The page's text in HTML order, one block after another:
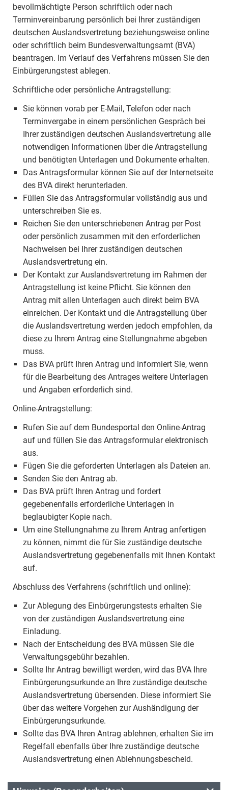
bevollmächtigte Person schriftlich oder nach
Terminvereinbarung persönlich bei Ihrer zuständigen
deutschen Auslandsvertretung beziehungsweise online
oder schriftlich beim Bundesverwaltungsamt (BVA)
beantragen. Im Verlauf des Verfahrens müssen Sie den
Einbürgerungstest ablegen.
Schriftliche oder persönliche Antragstellung:
Sie können vorab per E-Mail, Telefon oder nach
Terminvergabe in einem persönlichen Gespräch bei
Ihrer zuständigen deutschen Auslandsvertretung alle
notwendigen Informationen über die Antragstellung
und benötigten Unterlagen und Dokumente erhalten.
Das Antragsformular können Sie auf der Internetseite
des BVA direkt herunterladen.
Füllen Sie das Antragsformular vollständig aus und
unterschreiben Sie es.
Reichen Sie den unterschriebenen Antrag per Post
oder persönlich zusammen mit den erforderlichen
Nachweisen bei Ihrer zuständigen deutschen
Auslandsvertretung ein.
Der Kontakt zur Auslandsvertretung im Rahmen der
Antragstellung ist keine Pflicht. Sie können den
Antrag mit allen Unterlagen auch direkt beim BVA
einreichen. Der Kontakt und die Antragstellung über
die Auslandsvertretung werden jedoch empfohlen, da
diese zu Ihrem Antrag eine Stellungnahme abgeben
muss.
Das BVA prüft Ihren Antrag und informiert Sie, wenn
für die Bearbeitung des Antrages weitere Unterlagen
und Angaben erforderlich sind.
Online-Antragstellung:
Rufen Sie auf dem Bundesportal den Online-Antrag
auf und füllen Sie das Antragsformular elektronisch
aus.
Fügen Sie die geforderten Unterlagen als Dateien an.
Senden Sie den Antrag ab.
Das BVA prüft Ihren Antrag und fordert
gegebenenfalls erforderliche Unterlagen in
beglaubigter Kopie nach.
Um eine Stellungnahme zu Ihrem Antrag anfertigen
zu können, nimmt die für Sie zuständige deutsche
Auslandsvertretung gegebenenfalls mit Ihnen Kontakt
auf.
Abschluss des Verfahrens (schriftlich und online):
Zur Ablegung des Einbürgerungstests erhalten Sie
von der zuständigen Auslandsvertretung eine
Einladung.
Nach der Entscheidung des BVA müssen Sie die
Verwaltungsgebühr bezahlen.
Sollte Ihr Antrag bewilligt werden, wird das BVA Ihre
Einbürgerungsurkunde an Ihre zuständige deutsche
Auslandsvertretung übersenden. Diese informiert Sie
über das weitere Vorgehen zur Aushändigung der
Einbürgerungsurkunde.
Sollte das BVA Ihren Antrag ablehnen, erhalten Sie im
Regelfall ebenfalls über Ihre zuständige deutsche
Auslandsvertretung einen Ablehnungsbescheid.